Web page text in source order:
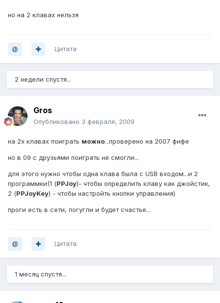
но на 2 клавах нельзя
Цитата
2 недели спустя...
Gros
Опубликовано 3 февраля, 2009
на 2х клавах поиграть можно...проверено на 2007 фифе
но в 09 с друзьями поиграть не смогли...
для этого нужно чтобы одна клава была с USB входом...и 2
программки(1 (PPJoy)- чтобы определить клаву как джойстик,
2 (PPJoyKey) - чтобы настройть кнопки управления)
проги есть в сети, погугли и будет счастье...
Цитата
1 месяц спустя...